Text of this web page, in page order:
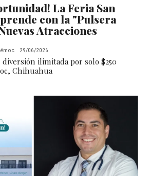
La Feria San
con la "Pulsera
Atracciones
29/06/2026
ilimitada por solo $250
Chihuahua